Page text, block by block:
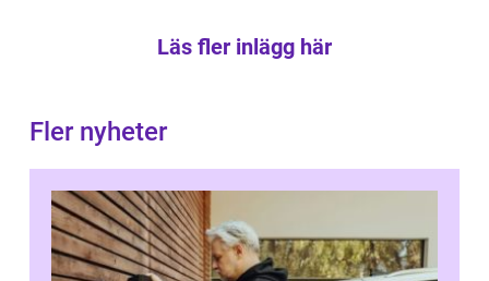
Läs fler inlägg här
Fler nyheter